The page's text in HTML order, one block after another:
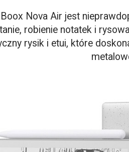
Nova Air jest
robienie notatek i
rysik i etui, które